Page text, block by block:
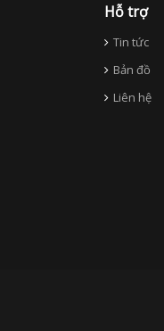
Hỗ trợ
Tin tức
Bản đồ
Liên hệ